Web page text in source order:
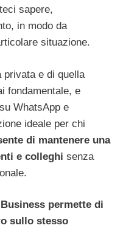
sapere,
in modo da
situazione.
privata e di quella
fondamentale, e
WhatsApp e
ideale per chi
di mantenere una
e colleghi senza
Business permette di
sullo stesso